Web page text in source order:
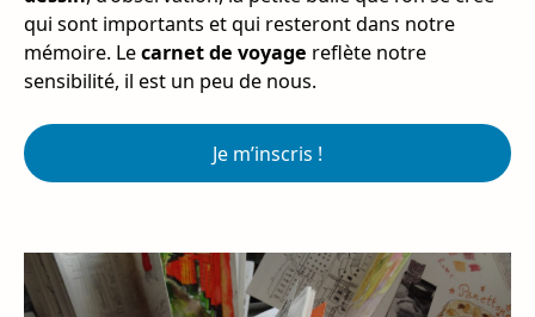
qui sont importants et qui resteront dans notre
mémoire. Lecarnet de voyage reflète notre
sensibilité, il est un peu de nous.
Je m’inscris !